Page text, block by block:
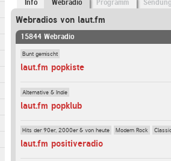
Info Webradio Programm
Webradios von laut.fm
15844 Webradio
Bunt gemischt
laut.fm popkiste
Alternative & Indie
laut.fm popklub
Hits der 90er, 2000er & von heute Modern Rock
laut.fm positiveradio